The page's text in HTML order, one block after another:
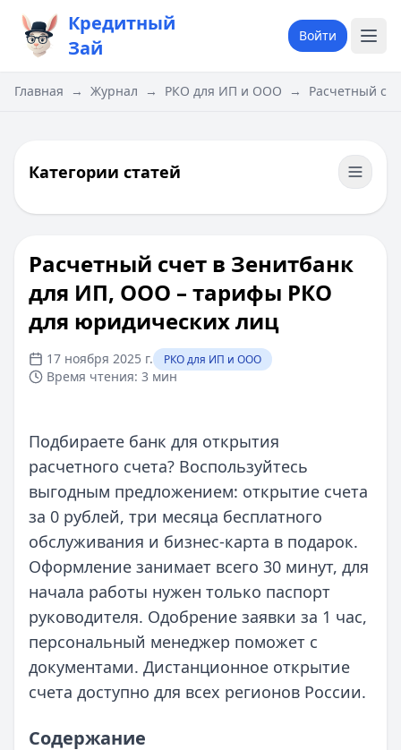
Кредитный
Зай
Войти
Главная → Журнал → РКО для ИП и ООО → Расчетный
Категории статей
Расчетный счет в Зенитбанк
для ИП, ООО – тарифы РКО
для юридических лиц
17 ноября 2025 г. РКО для ИП и ООО
Время чтения: 3 мин
Подбираете банк для открытия
расчетного счета? Воспользуйтесь
выгодным предложением: открытие счета
за 0 рублей, три месяца бесплатного
обслуживания и бизнес-карта в подарок.
Оформление занимает всего 30 минут, для
начала работы нужен только паспорт
руководителя. Одобрение заявки за 1 час,
персональный менеджер поможет с
документами. Дистанционное открытие
счета доступно для всех регионов России.
Содержание